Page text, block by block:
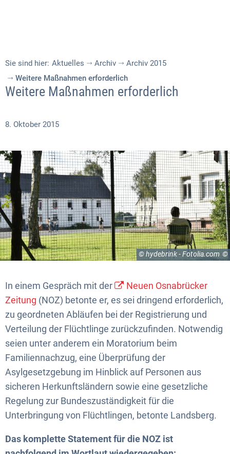
Sie sind hier: Aktuelles Archiv
Archiv 2015
Weitere Maßnahmen erforderlich
Weitere Maßnahmen erforderlich
8. Oktober 2015
© hydebrink - Fotolia.com
In einem Gespräch mit der
Neuen Osnabrücker
Zeitung (NOZ) betonte er, es sei dringend erforderlich,
zu geordneten Abläufen bei der Registrierung und
Verteilung der Flüchtlinge zurückzufinden. Notwendig
seien unter anderem ein Moratorium beim
Familiennachzug, eine Überprüfung der
Asylgesetzgebung im Hinblick auf Personen aus
sicheren Herkunftsländern sowie eine gesetzliche
Regelung zur Bundeszuständigkeit für die
Unterbringung von Flüchtlingen, betonte Landsberg.
Das komplette Statement für die NOZ ist